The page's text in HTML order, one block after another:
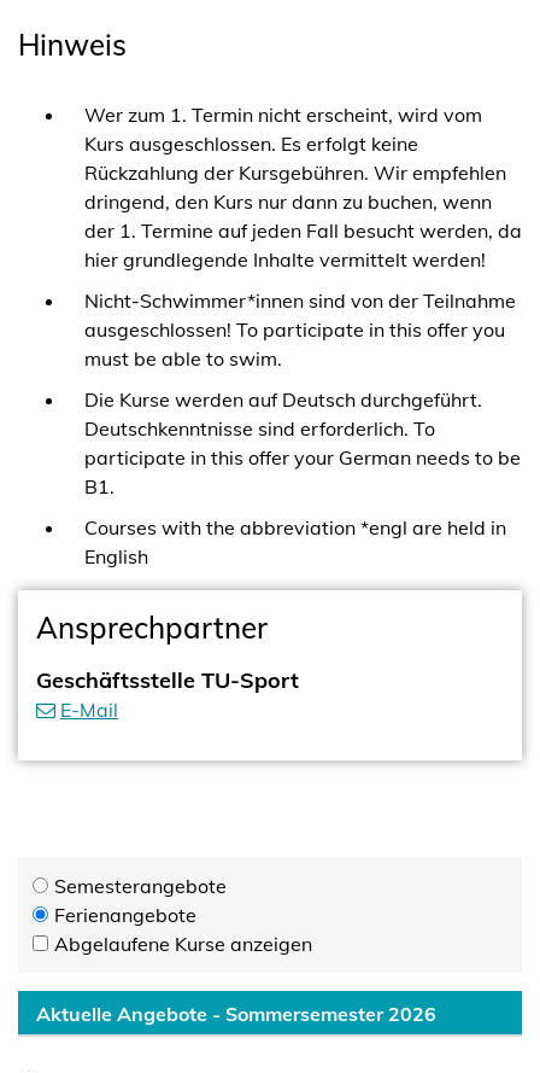
Hinweis
Wer zum 1. Termin nicht erscheint, wird vom
Kurs ausgeschlossen. Es erfolgt keine
Rückzahlung der Kursgebühren. Wir empfehlen
dringend, den Kurs nur dann zu buchen, wenn
der 1. Termine auf jeden Fall besucht werden, da
hier grundlegende Inhalte vermittelt werden!
Nicht-Schwimmer*innen sind von der Teilnahme
ausgeschlossen! To participate in this offer you
must be able to swim.
Die Kurse werden auf Deutsch durchgeführt.
Deutschkenntnisse sind erforderlich. To
participate in this offer your German needs to be
B1.
Courses with the abbreviation *engl are held in
English
Ansprechpartner
Geschäftsstelle TU-Sport
E-Mail
Semesterangebote
Ferienangebote
Abgelaufene Kurse anzeigen
Aktuelle Angebote - Sommersemester 2026